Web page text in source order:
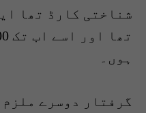
ہوں۔
گرفتار دوسرے